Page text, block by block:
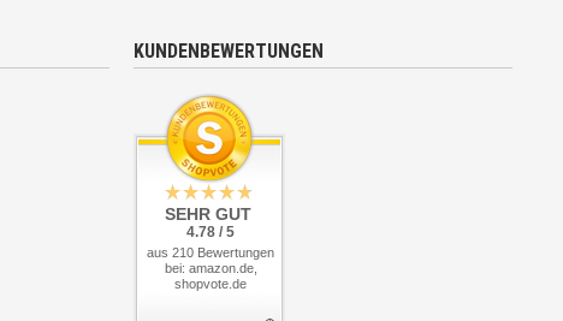
KUNDENBEWERTUNGEN
SEHR GUT
4.78 / 5
aus 210 Bewertungen
bei: amazon.de,
shopvote.de